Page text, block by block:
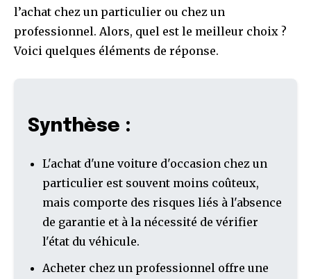
l’achat chez un particulier ou chez un
professionnel. Alors, quel est le meilleur choix ?
Voici quelques éléments de réponse.
Synthèse :
L'achat d'une voiture d'occasion chez un
particulier est souvent moins coûteux,
mais comporte des risques liés à l'absence
de garantie et à la nécessité de vérifier
l'état du véhicule.
Acheter chez un professionnel offre une